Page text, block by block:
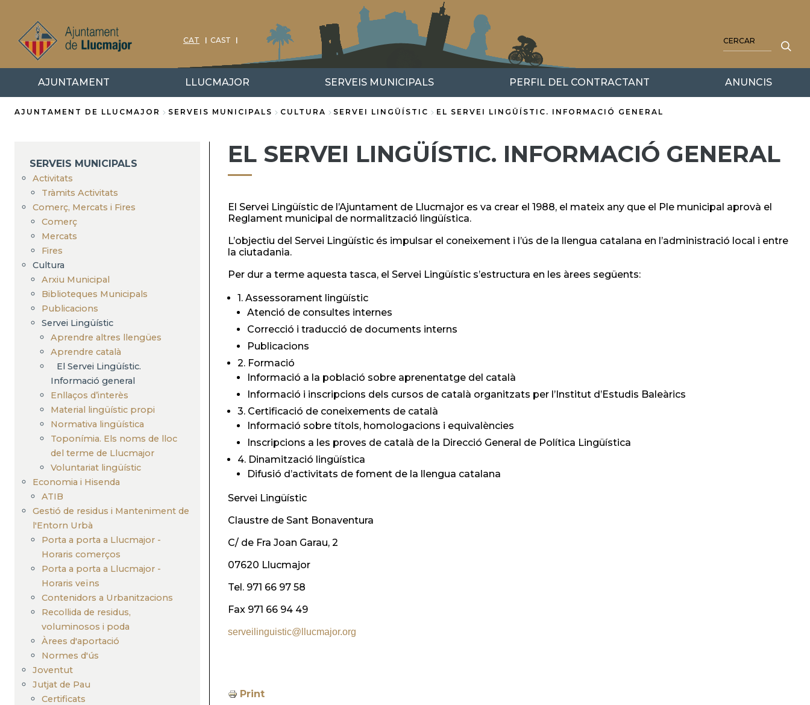
contingut
CAT CAST
AJUNTAMENT LLUCMAJOR SERVEIS MUNICIPALS PERFIL DEL CONTRACTANT ANUNCIS
d'Ariadna
AJUNTAMENT DE LLUCMAJOR SERVEIS MUNICIPALS CULTURA SERVEI LINGÜÍSTIC EL SERVEI LINGÜÍSTIC. INFORMACIÓ GENERAL
SERVEIS MUNICIPALS
Activitats
Tràmits Activitats
Comerç, Mercats i Fires
Comerç
Mercats
Fires
Cultura
Arxiu Municipal
Biblioteques Municipals
Publicacions
Servei Lingüístic
Aprendre altres llengües
Aprendre català
El Servei Lingüístic.
Informació general
Enllaços d’interès
Material lingüístic propi
Normativa lingüística
Toponímia. Els noms de lloc
del terme de Llucmajor
Voluntariat lingüístic
Economia i Hisenda
ATIB
Gestió de residus i Manteniment de
l'Entorn Urbà
Porta a porta a Llucmajor -
Horaris comerços
Porta a porta a Llucmajor -
Horaris veïns
Contenidors a Urbanitzacions
Recollida de residus,
voluminosos i poda
Àrees d'aportació
Normes d'ús
Joventut
Jutjat de Pau
Certificats
EL SERVEI LINGÜÍSTIC. INFORMACIÓ GENERAL
El Servei Lingüístic de l’Ajuntament de Llucmajor es va crear el 1988, el mateix any que el Ple municipal aprovà el
Reglament municipal de normalització lingüística.
L’objectiu del Servei Lingüístic és impulsar el coneixement i l’ús de la llengua catalana en l’administració local i entre
la ciutadania.
Per dur a terme aquesta tasca, el Servei Lingüístic s’estructura en les àrees següents:
1. Assessorament lingüístic
Atenció de consultes internes
Correcció i traducció de documents interns
Publicacions
2. Formació
Informació a la població sobre aprenentatge del català
Informació i inscripcions dels cursos de català organitzats per l’Institut d’Estudis Baleàrics
3. Certificació de coneixements de català
Informació sobre títols, homologacions i equivalències
Inscripcions a les proves de català de la Direcció General de Política Lingüística
4. Dinamització lingüística
Difusió d’activitats de foment de la llengua catalana
Servei Lingüístic
Claustre de Sant Bonaventura
C/ de Fra Joan Garau, 2
07620 Llucmajor
Tel. 971 66 97 58
Fax 971 66 94 49
serveilinguistic@llucmajor.org
Print